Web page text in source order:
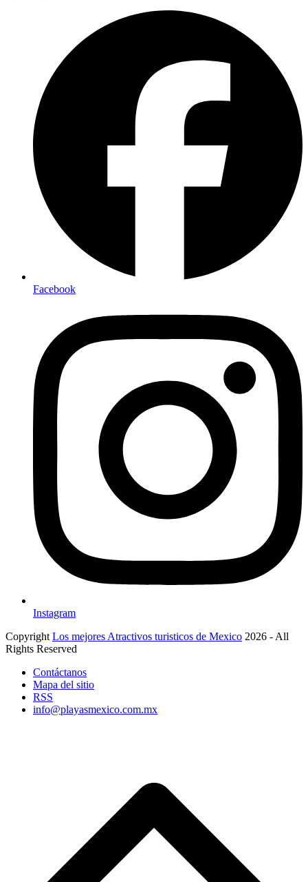
Facebook
Instagram
Copyright Los mejores Atractivos turisticos de Mexico 2026 - All
Rights Reserved
Contáctanos
Mapa del sitio
RSS
info@playasmexico.com.mx